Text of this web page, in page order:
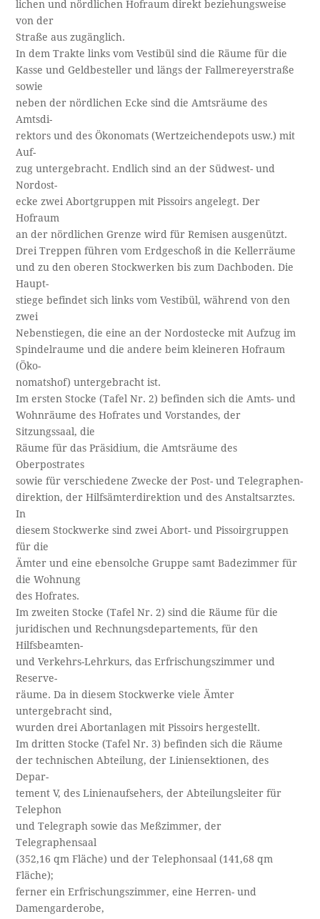
lichen und nördlichen Hofraum direkt beziehungsweise
von der
Straße aus zugänglich.
In dem Trakte links vom Vestibül sind die Räume für die
Kasse und Geldbesteller und längs der Fallmereyerstraße
sowie
neben der nördlichen Ecke sind die Amtsräume des
Amtsdi­-
rektors und des Ökonomats (Wertzeichendepots usw.) mit
Auf­-
zug untergebracht. Endlich sind an der Südwest- und
Nordost­-
ecke zwei Abortgruppen mit Pissoirs angelegt. Der
Hofraum
an der nördlichen Grenze wird für Remisen ausgenützt.
Drei Treppen führen vom Erdgeschoß in die Kellerräume
und zu den oberen Stockwerken bis zum Dachboden. Die
Haupt­-
stiege befindet sich links vom Vestibül, während von den
zwei
Nebenstiegen, die eine an der Nordostecke mit Aufzug im
Spindelraume und die andere beim kleineren Hofraum
(Öko­-
nomatshof) untergebracht ist.
Im ersten Stocke (Tafel Nr. 2) befinden sich die Amts- und
Wohnräume des Hofrates und Vorstandes, der
Sitzungssaal, die
Räume für das Präsidium, die Amtsräume des
Oberpostrates
sowie für verschiedene Zwecke der Post- und Telegraphen­-
direktion, der Hilfsämterdirektion und des Anstaltsarztes.
In
diesem Stockwerke sind zwei Abort- und Pissoirgruppen
für die
Ämter und eine ebensolche Gruppe samt Badezimmer für
die Wohnung
des Hofrates.
Im zweiten Stocke (Tafel Nr. 2) sind die Räume für die
juridischen und Rechnungsdepartements, für den
Hilfsbeamten-
und Verkehrs-Lehrkurs, das Erfrischungszimmer und
Reserve­-
räume. Da in diesem Stockwerke viele Ämter
untergebracht sind,
wurden drei Abortanlagen mit Pissoirs hergestellt.
Im dritten Stocke (Tafel Nr. 3) befinden sich die Räume
der technischen Abteilung, der Liniensektionen, des
Depar­-
tement V, des Linienaufsehers, der Abteilungsleiter für
Telephon
und Telegraph sowie das Meßzimmer, der
Telegraphensaal
(352,16 qm Fläche) und der Telephonsaal (141,68 qm
Fläche);
ferner ein Erfrischungszimmer, eine Herren- und
Damengarderobe,